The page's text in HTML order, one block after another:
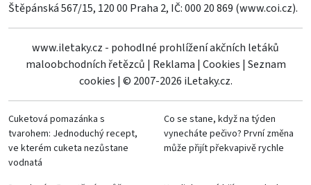
Štěpánská 567/15, 120 00 Praha 2, IČ: 000 20 869 (www.coi.cz).
www.iletaky.cz - pohodlné prohlížení akčních letáků
maloobchodních řetězců | Reklama | Cookies | Seznam
cookies | © 2007-2026 iLetaky.cz.
Cuketová pomazánka s
tvarohem: Jednoduchý recept,
ve kterém cuketa nezůstane
vodnatá
Co se stane, když na týden
vynecháte pečivo? První změna
může přijít překvapivě rychle